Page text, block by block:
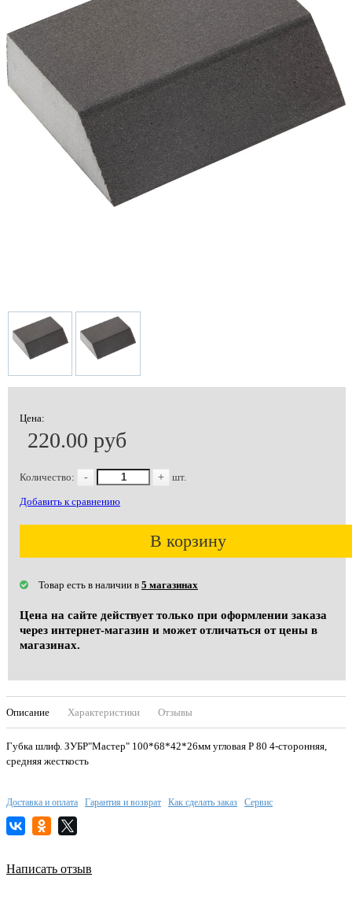
Цена:
220.00 руб
Количество: - + шт.
Добавить к сравнению
В корзину
Товар есть в наличии в 5 магазинах
Цена на сайте действует только при оформлении заказа
через интернет-магазин и может отличаться от цены в
магазинах.
Описание Характеристики Отзывы
Губка шлиф. ЗУБР"Мастер" 100*68*42*26мм угловая Р 80 4-сторонняя,
средняя жесткость
Доставка и оплата Гарантия и возврат Как сделать заказ Сервис
Написать отзыв